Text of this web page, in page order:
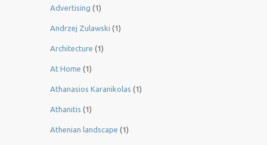
Advertising (1)
Andrzej Zulawski (1)
Architecture (1)
At Home (1)
Athanasios Karanikolas (1)
Athanitis (1)
Athenian landscape (1)